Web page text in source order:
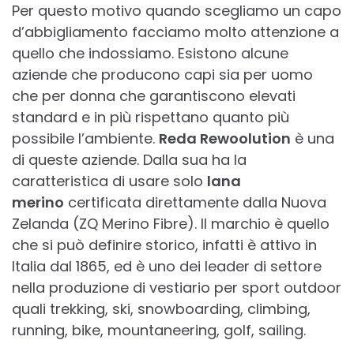
Per questo motivo quando scegliamo un capo
d’abbigliamento facciamo molto attenzione a
quello che indossiamo. Esistono alcune
aziende che producono capi sia per uomo
che per donna che garantiscono elevati
standard e in più rispettano quanto più
possibile l’ambiente. Reda Rewoolution è una
di queste aziende. Dalla sua ha la
caratteristica di usare solo lana
merino certificata direttamente dalla Nuova
Zelanda (ZQ Merino Fibre). Il marchio è quello
che si può definire storico, infatti è attivo in
Italia dal 1865, ed è uno dei leader di settore
nella produzione di vestiario per sport outdoor
quali trekking, ski, snowboarding, climbing,
running, bike, mountaneering, golf, sailing.